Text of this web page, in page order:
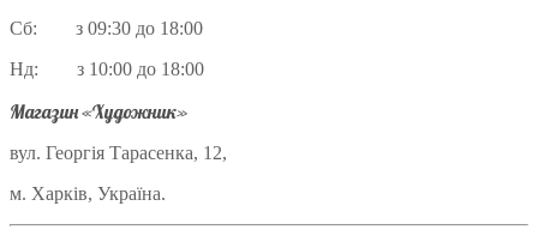
Сб: з 09:30 до 18:00
Нд: з 10:00 до 18:00
Магазин «Художник»
вул. Георгія Тарасенка, 12,
м. Харків, Україна.